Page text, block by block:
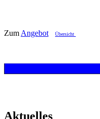
Zum Angebot Übersicht
Aktuelles